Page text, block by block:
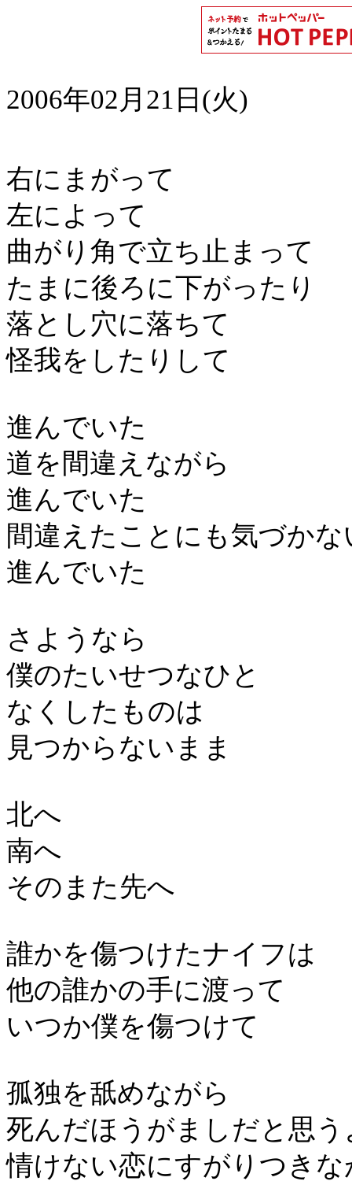
2006年02月21日(火)
右にまがって
左によって
曲がり角で立ち止まって
たまに後ろに下がったり
落とし穴に落ちて
怪我をしたりして
進んでいた
道を間違えながら
進んでいた
間違えたことにも気づかな
進んでいた
さようなら
僕のたいせつなひと
なくしたものは
見つからないまま
北へ
南へ
そのまた先へ
誰かを傷つけたナイフは
他の誰かの手に渡って
いつか僕を傷つけて
孤独を舐めながら
死んだほうがましだと思う
情けない恋にすがりつきな